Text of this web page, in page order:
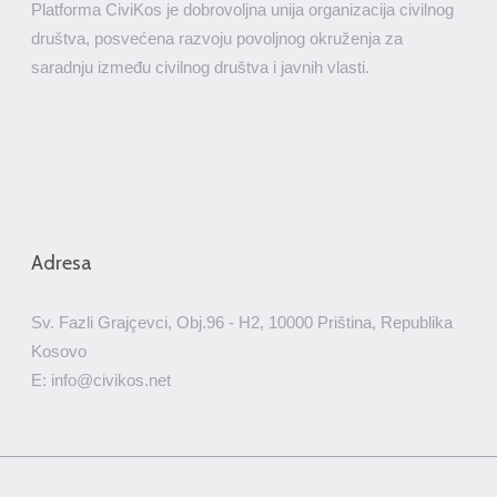
Platforma CiviKos je dobrovoljna unija organizacija civilnog
društva, posvećena razvoju povoljnog okruženja za
saradnju između civilnog društva i javnih vlasti.
Adresa
Sv. Fazli Grajçevci, Obj.96 - H2, 10000 Priština, Republika
Kosovo
E: info@civikos.net